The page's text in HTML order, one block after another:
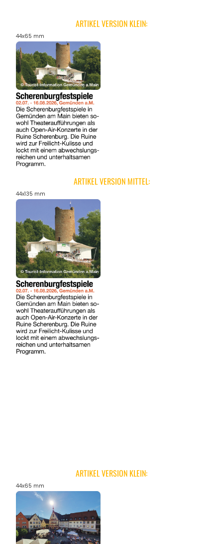
ARTIKEL VERSION KLEIN:
44x65 mm
ARTIKEL VERSION MITTEL:
44x135 mm
ARTIKEL VERSION KLEIN:
44x65 mm